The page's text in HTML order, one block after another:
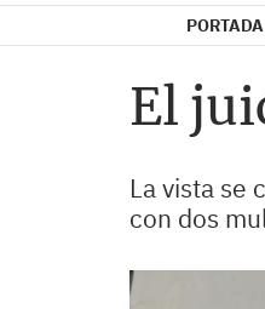
PORTADA
El
La vista se
con dos